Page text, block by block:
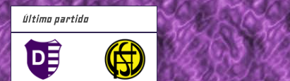
Último partido